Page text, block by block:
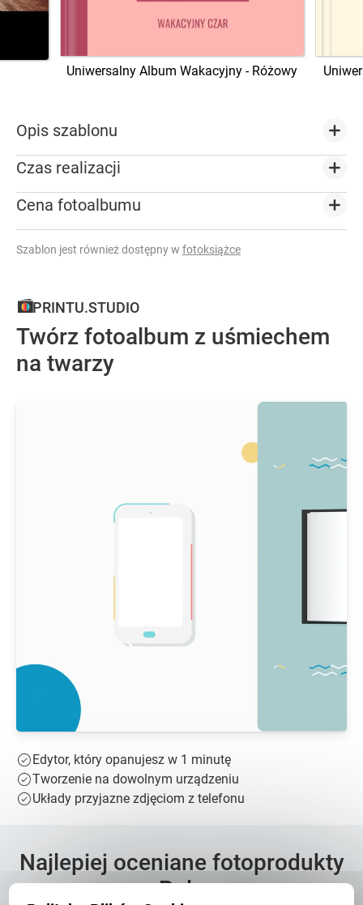
Uniwersalny Album Wakacyjny - Różowy
Opis szablonu
Czas realizacji
Cena fotoalbumu
Szablon jest również dostępny w fotoksiążce
PRINTU.STUDIO
Twórz fotoalbum z uśmiechem
na twarzy
Edytor, który opanujesz w 1 minutę
Tworzenie na dowolnym urządzeniu
Układy przyjazne zdjęciom z telefonu
Najlepiej oceniane fotoprodukty
w Polsce